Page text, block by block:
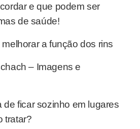
e que podem ser
de saúde!
a função dos rins
– Imagens e
de ficar sozinho em lugares
tratar?